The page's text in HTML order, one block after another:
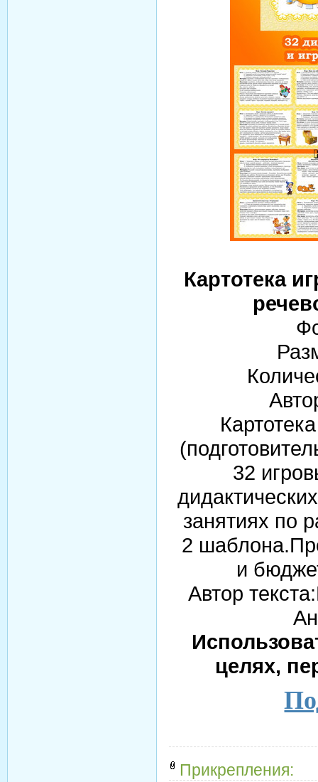
Картотека
32
занятиях по
2
и
Автор
целях,
Прикрепления: